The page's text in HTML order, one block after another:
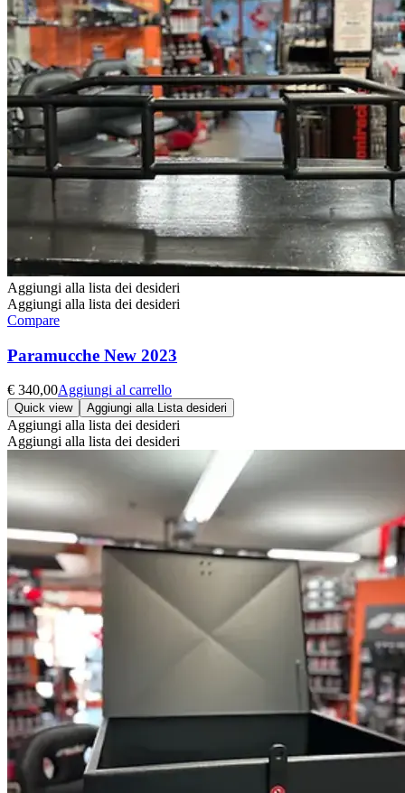
Aggiungi alla lista dei desideri
Aggiungi alla lista dei desideri
Compare
Paramucche New 2023
€ 340,00Aggiungi al carrello
Quick view Aggiungi alla Lista desideri
Aggiungi alla lista dei desideri
Aggiungi alla lista dei desideri